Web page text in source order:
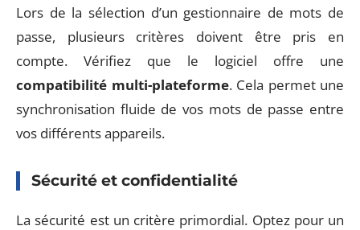
Lors de la sélection d’un gestionnaire de mots de
passe, plusieurs critères doivent être pris en
compte. Vérifiez que le logiciel offre une
compatibilité multi-plateforme. Cela permet une
synchronisation fluide de vos mots de passe entre
vos différents appareils.
Sécurité et confidentialité
La sécurité est un critère primordial. Optez pour un